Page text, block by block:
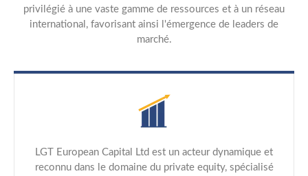
privilégié à une vaste gamme de ressources et à un réseau
international, favorisant ainsi l'émergence de leaders de
marché.
LGT European Capital Ltd est un acteur dynamique et
reconnu dans le domaine du private equity, spécialisé